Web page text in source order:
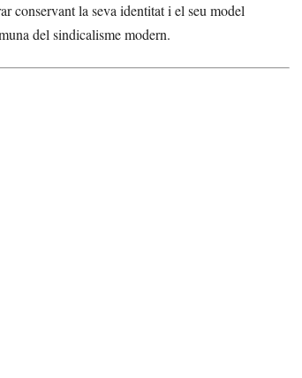
conservant la seva identitat i el seu model
del sindicalisme modern.